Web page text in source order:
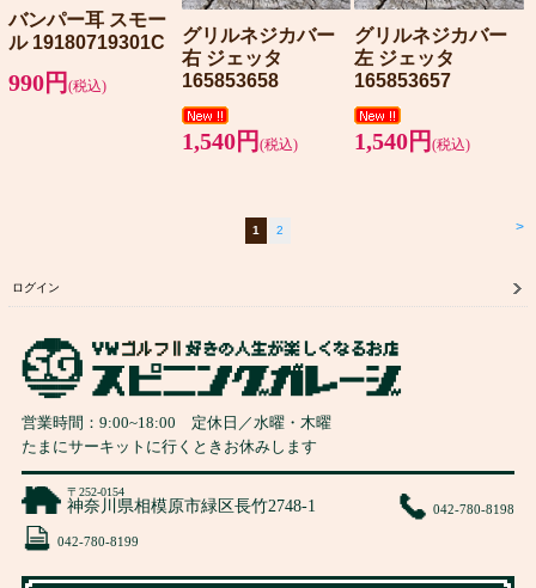
バンパー耳 スモー
ル 19180719301C
990円 (税込)
グリルネジカバー
右 ジェッタ
165853658
1,540円 (税込)
グリルネジカバー
左 ジェッタ
165853657
1,540円(税込)
>
1 2
ログイン
営業時間： 9:00~18:00 定休日／水曜・木曜
たまにサーキットに行くときお休みします
〒252-0154
神奈川県相模原市緑区長竹2748-1 042-780-8198
042-780-8199